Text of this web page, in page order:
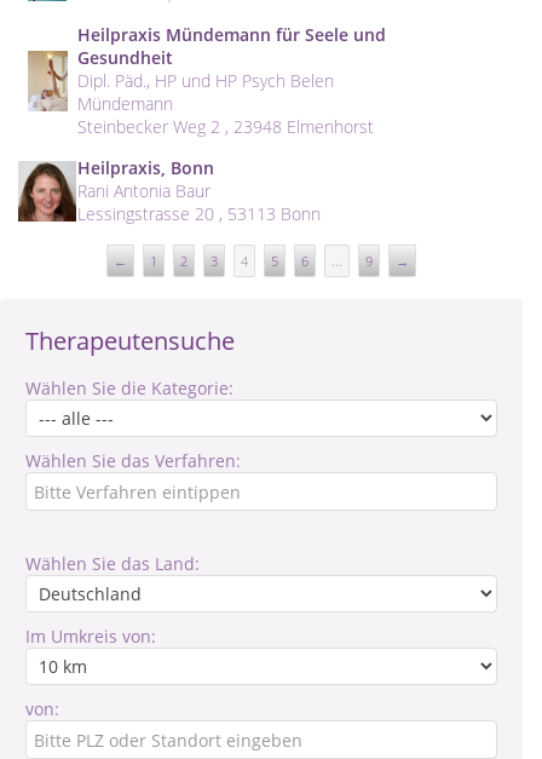
Therapeutensuche
Wählen Sie die Kategorie:
Wählen Sie das Verfahren:
Wählen Sie das Land:
Im Umkreis von:
von:
Heilpraxis Mündemann für Seele und
Gesundheit
Dipl. Päd., HP und HP Psych Belen
Mündemann
Steinbecker Weg 2 , 23948 Elmenhorst
Heilpraxis, Bonn
Rani Antonia Baur
Lessingstrasse 20 , 53113 Bonn
← 1 2 3 4 5 6 ... 9 →